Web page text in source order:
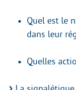
Quel est le
dans leur
Quelles